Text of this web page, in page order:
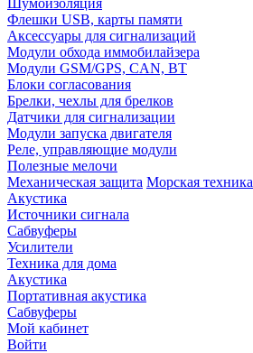
Флешки USB, карты памяти
Аксессуары для сигнализаций
Модули обхода иммобилайзера
Модули GSM/GPS, CAN, BT
Блоки согласования
Брелки, чехлы для брелков
Датчики для сигнализации
Модули запуска двигателя
Реле, управляющие модули
Полезные мелочи
Механическая защита Морская техника
Акустика
Источники сигнала
Сабвуферы
Усилители
Техника для дома
Акустика
Портативная акустика
Сабвуферы
Мой кабинет
Войти